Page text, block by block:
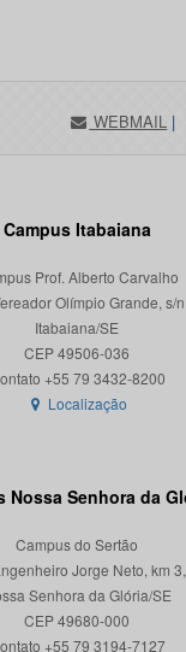
WEBMAIL |
Campus Itabaiana
Prof. Alberto Carvalho
Olímpio Grande, s/n
Itabaiana/SE
CEP 49506-036
Localização
Nossa Senhora da
Campus do Sertão
Jorge Neto, km
Senhora da Glória/SE
CEP 49680-000
Contato +55 79 3194-7127